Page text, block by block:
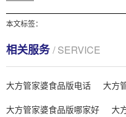
本文标签：
相关服务/ SERVICE
大方管家婆食品版电话
大方
大方管家婆食品版哪家好
大